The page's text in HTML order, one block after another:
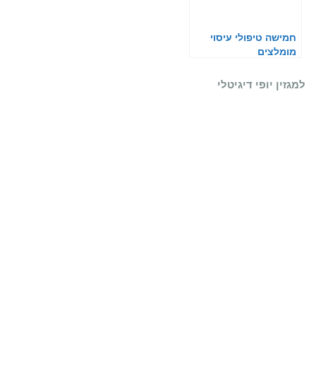
חמישה טיפולי עיסוי
מומלצים
למגזין יופי דיגיטלי